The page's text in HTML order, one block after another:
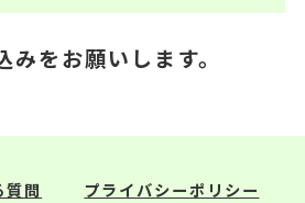
をお願いします。
質問
プライバシーポリシー